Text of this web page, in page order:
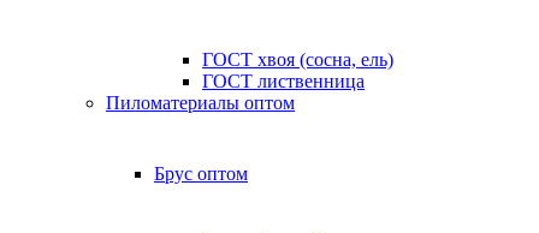
ГОСТ хвоя (сосна, ель)
ГОСТ лиственница
Пиломатериалы оптом
Брус оптом